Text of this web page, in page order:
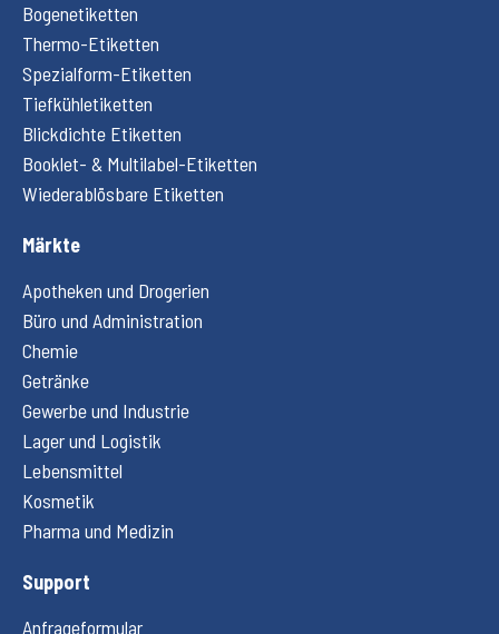
Bogenetiketten
Thermo-Etiketten
Spezialform-Etiketten
Tiefkühletiketten
Blickdichte Etiketten
Booklet- & Multilabel-Etiketten
Wiederablösbare Etiketten
Märkte
Apotheken und Drogerien
Büro und Administration
Chemie
Getränke
Gewerbe und Industrie
Lager und Logistik
Lebensmittel
Kosmetik
Pharma und Medizin
Support
Anfrageformular